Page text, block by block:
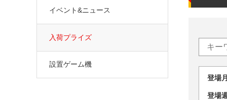
登
登
イベント&ニュース
入荷プライズ
設置ゲーム機